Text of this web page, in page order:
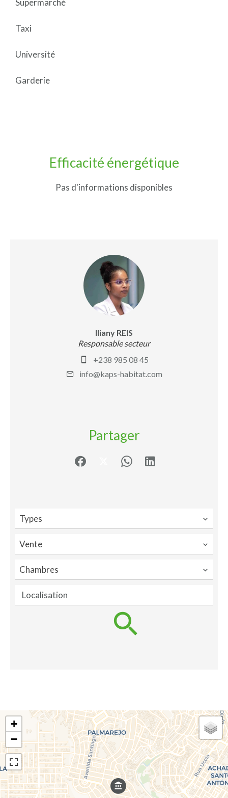
Supermarché
Taxi
Université
Garderie
Efficacité énergétique
Pas d'informations disponibles
Iliany REIS
Responsable secteur
+238 985 08 45
info@kaps-habitat.com
Partager
Types
Vente
Chambres
Localisation
+
−